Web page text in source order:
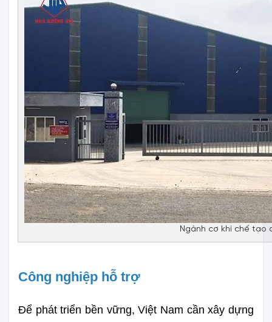
Ngành cơ khí chế tạo
Công nghiệp hỗ trợ
Để phát triển bền vững, Việt Nam cần xây dựng